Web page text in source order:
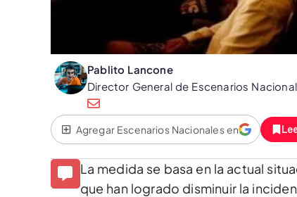
Pablito Lancone
Director General de Escenarios
Agregar Escenarios Nacionales en
La medida se basa en la actual
que han logrado disminuir la